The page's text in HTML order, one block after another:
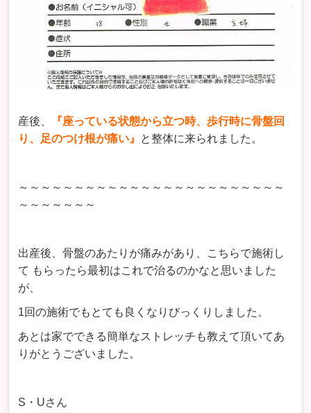
産後、
『座っている状態から立つ時、歩行時に骨盤回
り、足のつけ根が痛い』
と整体に来られました。
～～～～～～～～～～～～～～～～～～～～～～～～
～～～～～～～
出産後、骨盤のあたりが痛みがあり、こちらで施術し
て もらったら最初はこれで治るのかなと思いました
が、
1回の施術でもとても良くなりびっくりしました。
あとは家でできる簡単なストレッチも教えて頂いてあ
りがとうございました。
S・Uさん